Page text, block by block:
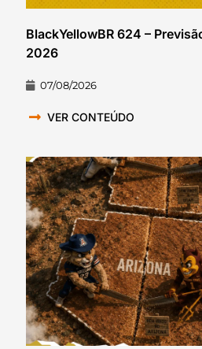
BlackYellowBR 624 –
2026
07/08/2026
VER CONTEÚDO